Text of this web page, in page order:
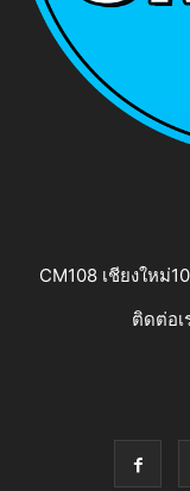
CM108 เชียงใหม่
ติดต่อเ